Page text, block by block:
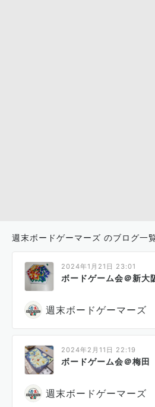
週末ボードゲーマーズ のブログ一
2024年1月21日 23:01
ボードゲーム会＠新大
週末ボードゲーマーズ
2024年2月11日 22:19
ボードゲーム会＠梅田
週末ボードゲーマーズ